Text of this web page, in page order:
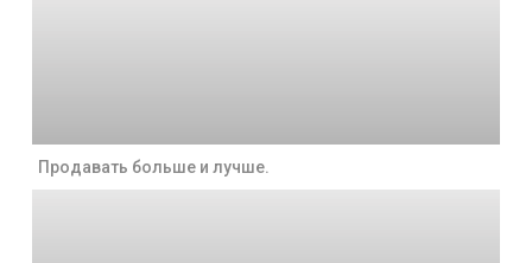
Продавать больше и лучше.